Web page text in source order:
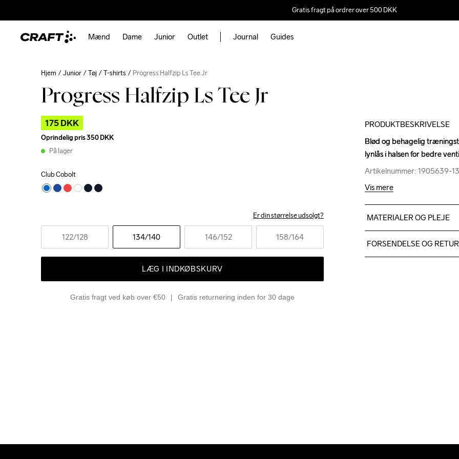
Gratis fragt på ordrer over 500 DKK
Mænd Dame Junior Outlet Journal Guides
Hjem Junior Tøj T-shirts Progress Halfzip Ls Tee Jr
Progress Halfzip Ls Tee Jr
175 DKK
Oprindelig pris350 DKK
På lager
Club Cobolt
Er din størrelse udsolgt?
122/128 134/140 146/152 158/164
LÆG I INDKØBSKURV
Gratis fragt ved køb over €50 Gratis returnering inden for 30 dage
PRODUKTBESKRIVELSE
Blød og behagelig
lynlås i halsen for bedre
Artikelnummer: 1905639-
Blød og behagelig
lynlås i halsen for bedre
Artikelnummer: 1905639-
Vis mere
MATERIALER OG PLEJE
FORSENDELSE OG